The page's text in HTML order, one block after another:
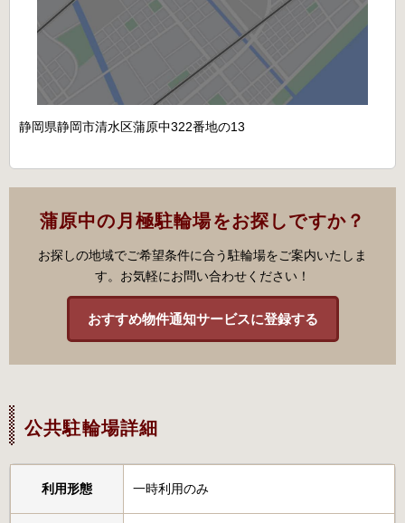
静岡県静岡市清水区蒲原中322番地の13
蒲原中の月極駐輪場をお探しですか？
お探しの地域でご希望条件に合う駐輪場をご案内いたしま
す。お気軽にお問い合わせください！
おすすめ物件通知サービスに登録する
公共駐輪場詳細
利用形態 一時利用のみ